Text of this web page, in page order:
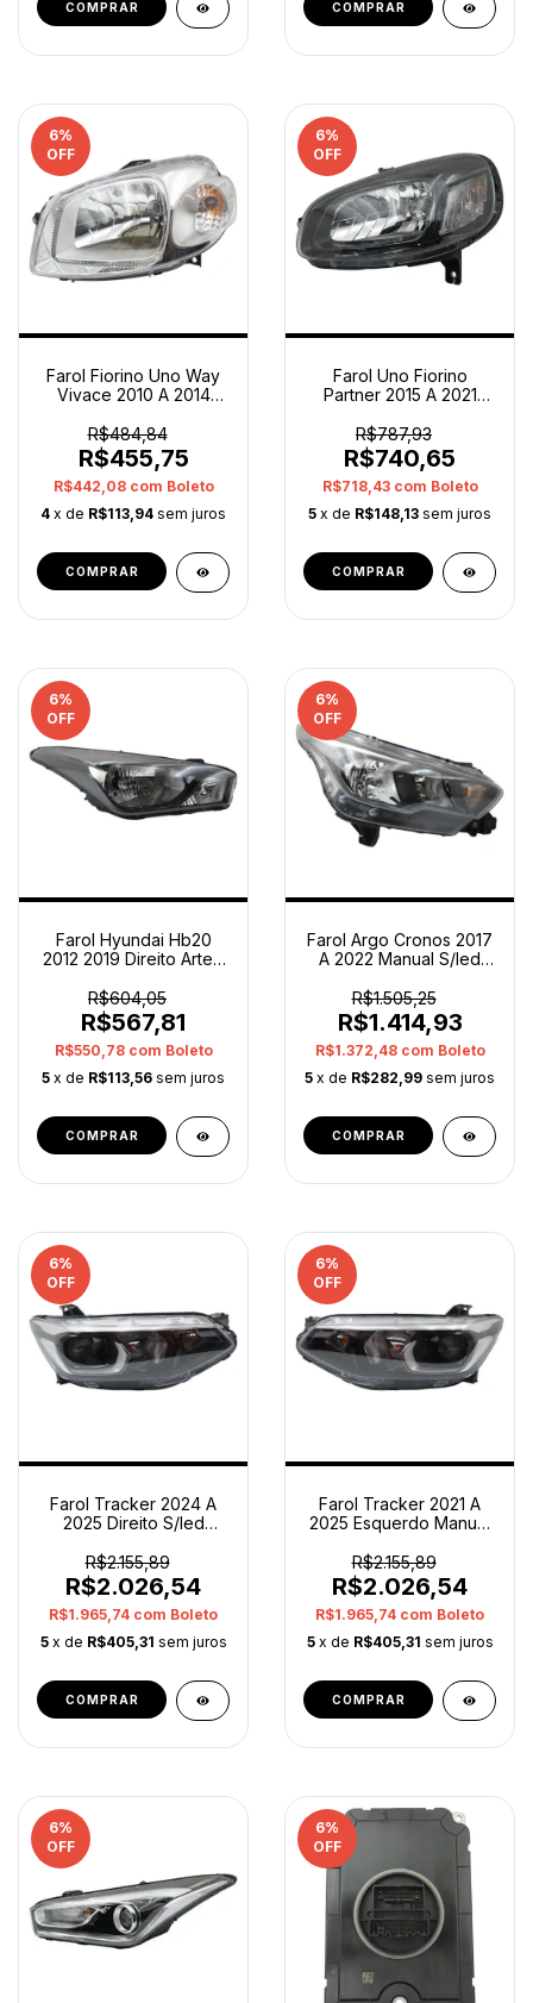
6%
OFF
Farol Fiorino Uno Way
Vivace 2010 A 2014
Esquerdo/motorista
R$484,84
R$455,75
R$442,08 com Boleto
4 x de R$113,94 sem juros
6%
OFF
Farol Uno Fiorino
Partner 2015 A 2021
Orig
Esquerdo/motorista
R$787,93
R$740,65
R$718,43 com Boleto
5 x de R$148,13 sem juros
6%
OFF
Farol Hyundai Hb20
2012 2019 Direito Arteb
Direito/passageiro
R$604,05
R$567,81
R$550,78 com Boleto
5 x de R$113,56 sem juros
6%
OFF
Farol Argo Cronos 2017
A 2022 Manual S/led
Direito/passageiro
R$1.505,25
R$1.414,93
R$1.372,48 com Boleto
5 x de R$282,99 sem juros
6%
OFF
Farol Tracker 2024 A
2025 Direito S/led
Direito/passageiro
R$2.155,89
R$2.026,54
R$1.965,74 com Boleto
5 x de R$405,31 sem juros
6%
OFF
Farol Tracker 2021 A
2025 Esquerdo Manual
Esquerdo/motorista
R$2.155,89
R$2.026,54
R$1.965,74 com Boleto
5 x de R$405,31 sem juros
6%
OFF
6%
OFF